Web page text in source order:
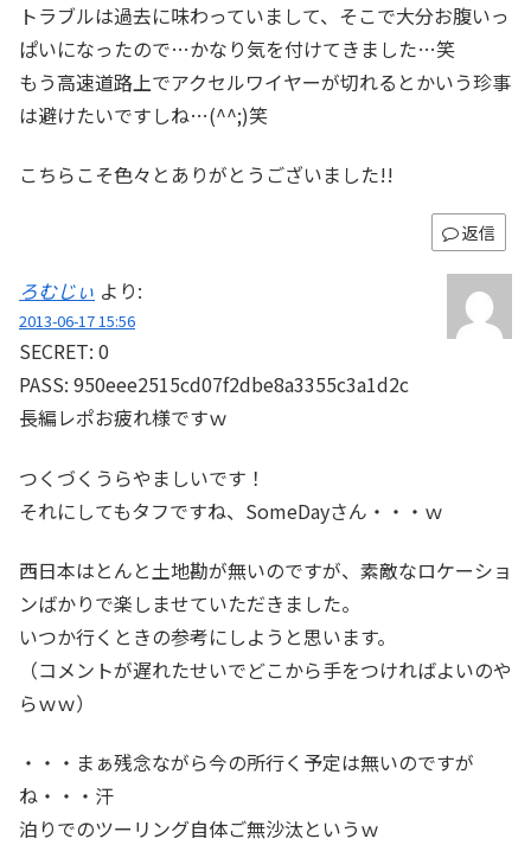
トラブルは過去に味わっていまして、そこで大分お腹いっ
ぱいになったので…かなり気を付けてきました…笑
もう高速道路上でアクセルワイヤーが切れるとかいう珍事
は避けたいですしね…(^^;)笑
こちらこそ色々とありがとうございました!!
返信
ろむじぃ より:
2013-06-17 15:56
SECRET: 0
PASS: 950eee2515cd07f2dbe8a3355c3a1d2c
長編レポお疲れ様ですｗ
つくづくうらやましいです！
それにしてもタフですね、SomeDayさん・・・ｗ
西日本はとんと土地勘が無いのですが、素敵なロケーショ
ンばかりで楽しませていただきました。
いつか行くときの参考にしようと思います。
（コメントが遅れたせいでどこから手をつければよいのや
らｗｗ）
・・・まぁ残念ながら今の所行く予定は無いのですが
ね・・・汗
泊りでのツーリング自体ご無沙汰というｗ